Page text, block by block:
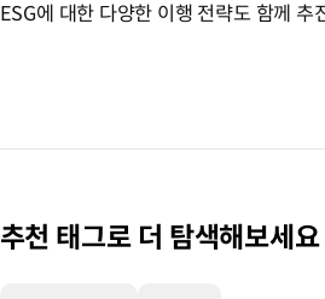
ESG에 대한 다양한 이행 전략도 함께 추
추천 태그로 더 탐색해보세요